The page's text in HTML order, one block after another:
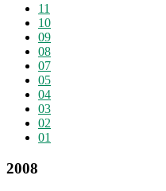
11
10
09
08
07
05
04
03
02
01
2008